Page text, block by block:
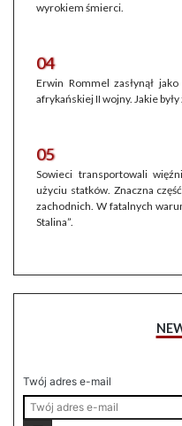
wyrokiem śmierci.
04
Erwin Rommel zasłynął
afrykańskiej II wojny. Jakie
05
Sowieci transportowali
użyciu statków. Znaczna
zachodnich. W fatalnych
Stalina”.
Twój adres e-mail